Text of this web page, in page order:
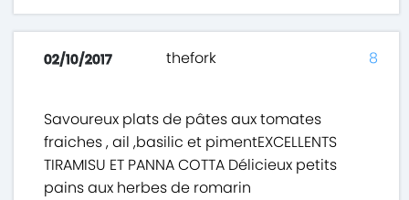
02/10/2017 thefork
Savoureux plats de pâtes aux tomates
fraiches , ail ,basilic et pimentEXCELLENTS
TIRAMISU ET PANNA COTTA Délicieux petits
pains aux herbes de romarin
8